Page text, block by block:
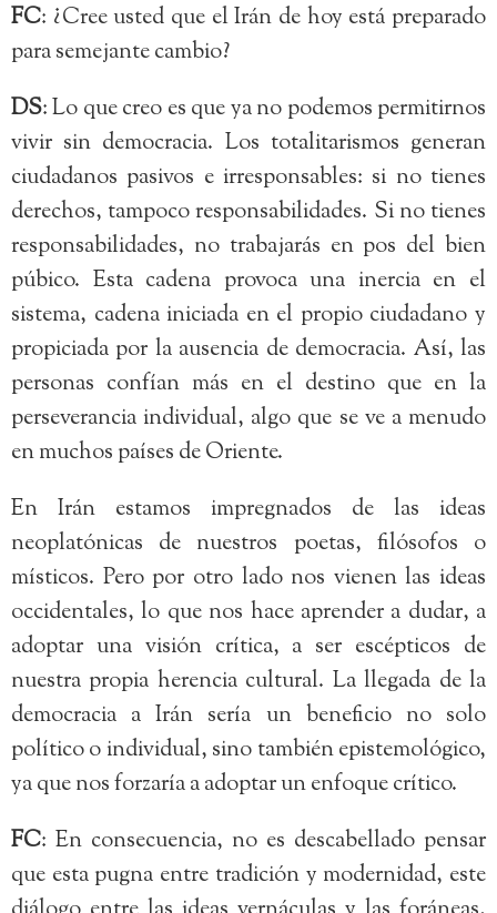
FC: ¿Cree usted que el Irán de hoy está preparado
para semejante cambio?
DS: Lo que creo es que ya no podemos permitirnos
vivir sin democracia. Los totalitarismos generan
ciudadanos pasivos e irresponsables: si no tienes
derechos, tampoco responsabilidades. Si no tienes
responsabilidades, no trabajarás en pos del bien
púbico. Esta cadena provoca una inercia en el
sistema, cadena iniciada en el propio ciudadano y
propiciada por la ausencia de democracia. Así, las
personas confían más en el destino que en la
perseverancia individual, algo que se ve a menudo
en muchos países de Oriente.
En Irán estamos impregnados de las ideas
neoplatónicas de nuestros poetas, filósofos o
místicos. Pero por otro lado nos vienen las ideas
occidentales, lo que nos hace aprender a dudar, a
adoptar una visión crítica, a ser escépticos de
nuestra propia herencia cultural. La llegada de la
democracia a Irán sería un beneficio no solo
político o individual, sino también epistemológico,
ya que nos forzaría a adoptar un enfoque crítico.
FC: En consecuencia, no es descabellado pensar
que esta pugna entre tradición y modernidad, este